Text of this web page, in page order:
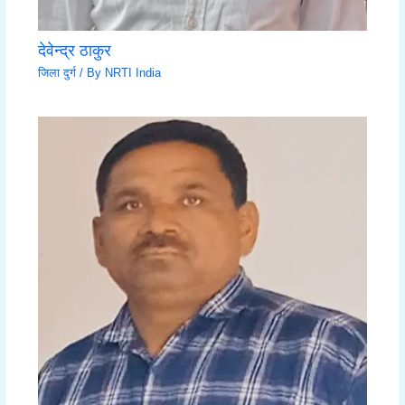
देवेन्द्र ठाकुर
जिला दुर्ग/ By NRTI India